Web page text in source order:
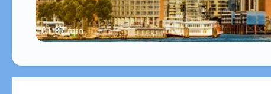
01:37 min